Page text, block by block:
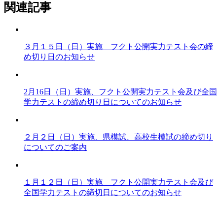
関連記事
３月１５日（日）実施 フクト公開実力テスト会の締
め切り日のお知らせ
2月16日（日）実施、フクト公開実力テスト会及び全国
学力テストの締め切り日についてのお知らせ
２月２日（日）実施、県模試、高校生模試の締め切り
についてのご案内
１月１２日（日）実施 フクト公開実力テスト会及び
全国学力テストの締切日についてのお知らせ